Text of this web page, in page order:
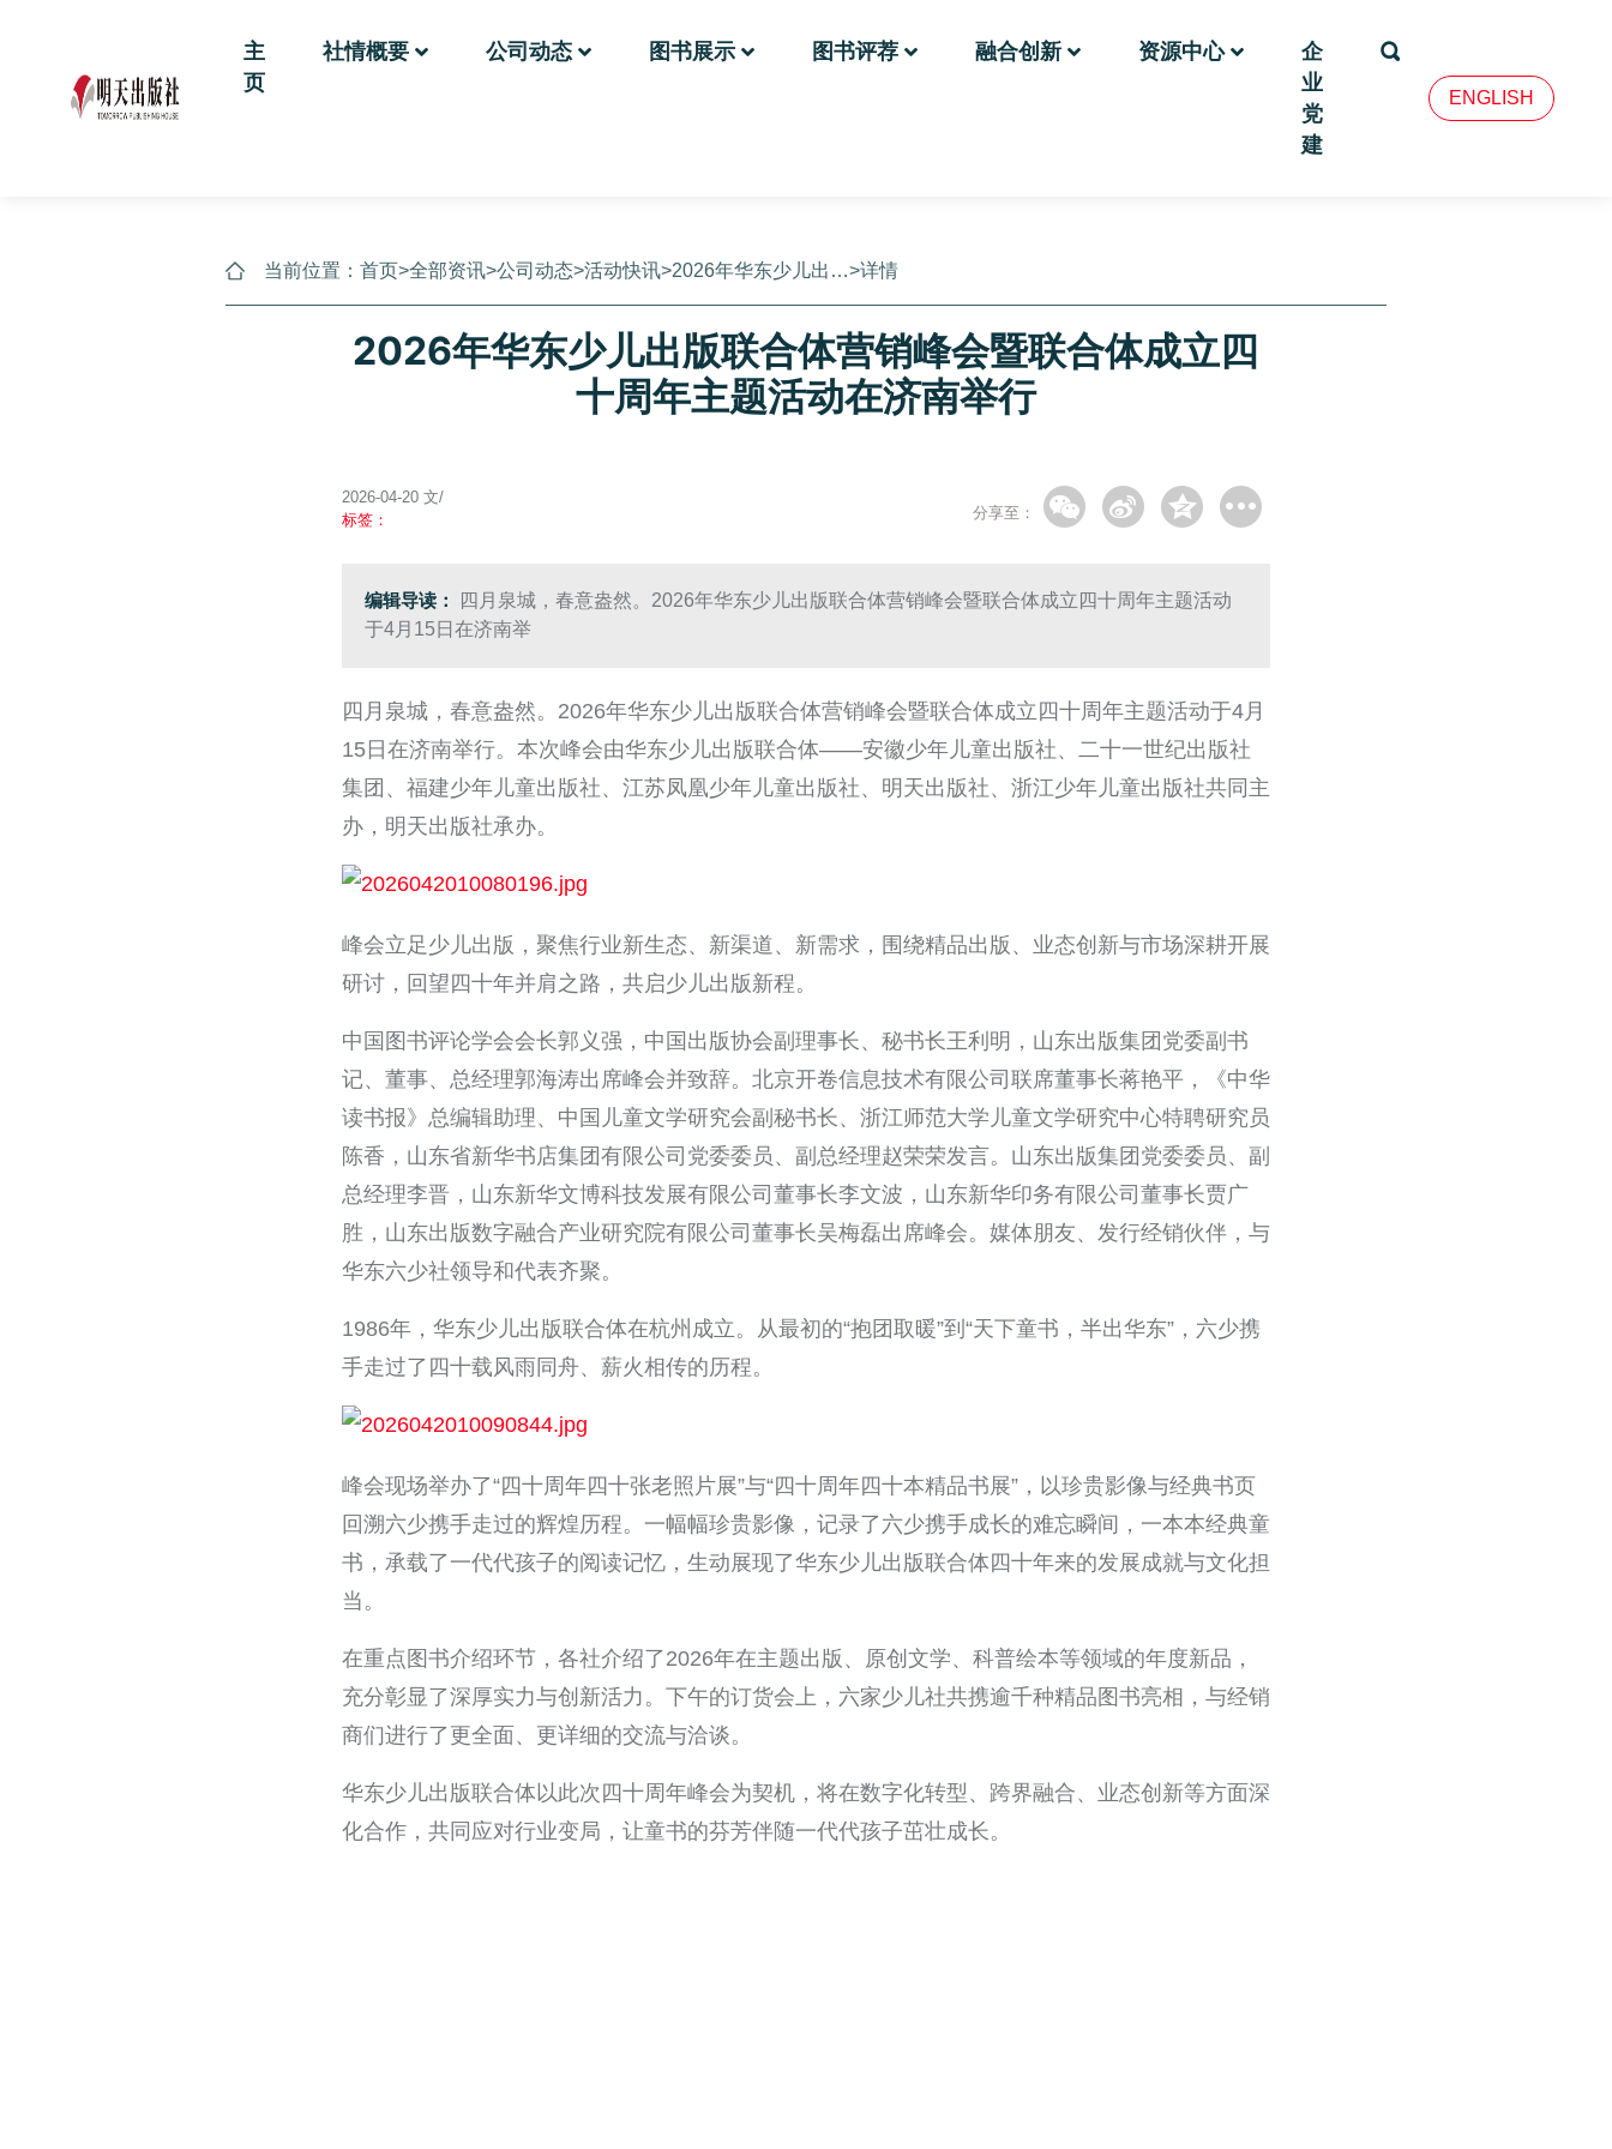
主
页
社情概要 公司动态 图书展示 图书评荐 融合创新 资源中心
企
业
党
建
ENGLISH
当前位置：首页>全部资讯>公司动态>活动快讯>2026年华东少儿出…>详情
2026年华东少儿出版联合体营销峰会暨联合体成立四
十周年主题活动在济南举行
2026-04-20 文/
标签：
分享至：
编辑导读：
四月泉城，春意盎然。2026年华东少儿出版联合体营销峰会暨联合体成立四十周年主题活动
于4月15日在济南举
四月泉城，春意盎然。2026年华东少儿出版联合体营销峰会暨联合体成立四十周年主题活动于4月
15日在济南举行。本次峰会由华东少儿出版联合体——安徽少年儿童出版社、二十一世纪出版社
集团、福建少年儿童出版社、江苏凤凰少年儿童出版社、明天出版社、浙江少年儿童出版社共同主
办，明天出版社承办。
峰会立足少儿出版，聚焦行业新生态、新渠道、新需求，围绕精品出版、业态创新与市场深耕开展
研讨，回望四十年并肩之路，共启少儿出版新程。
中国图书评论学会会长郭义强，中国出版协会副理事长、秘书长王利明，山东出版集团党委副书
记、董事、总经理郭海涛出席峰会并致辞。北京开卷信息技术有限公司联席董事长蒋艳平，《中华
读书报》总编辑助理、中国儿童文学研究会副秘书长、浙江师范大学儿童文学研究中心特聘研究员
陈香，山东省新华书店集团有限公司党委委员、副总经理赵荣荣发言。山东出版集团党委委员、副
总经理李晋，山东新华文博科技发展有限公司董事长李文波，山东新华印务有限公司董事长贾广
胜，山东出版数字融合产业研究院有限公司董事长吴梅磊出席峰会。媒体朋友、发行经销伙伴，与
华东六少社领导和代表齐聚。
1986年，华东少儿出版联合体在杭州成立。从最初的“抱团取暖”到“天下童书，半出华东”，六少携
手走过了四十载风雨同舟、薪火相传的历程。
峰会现场举办了“四十周年四十张老照片展”与“四十周年四十本精品书展”，以珍贵影像与经典书页
回溯六少携手走过的辉煌历程。一幅幅珍贵影像，记录了六少携手成长的难忘瞬间，一本本经典童
书，承载了一代代孩子的阅读记忆，生动展现了华东少儿出版联合体四十年来的发展成就与文化担
当。
在重点图书介绍环节，各社介绍了2026年在主题出版、原创文学、科普绘本等领域的年度新品，
充分彰显了深厚实力与创新活力。下午的订货会上，六家少儿社共携逾千种精品图书亮相，与经销
商们进行了更全面、更详细的交流与洽谈。
华东少儿出版联合体以此次四十周年峰会为契机，将在数字化转型、跨界融合、业态创新等方面深
化合作，共同应对行业变局，让童书的芬芳伴随一代代孩子茁壮成长。